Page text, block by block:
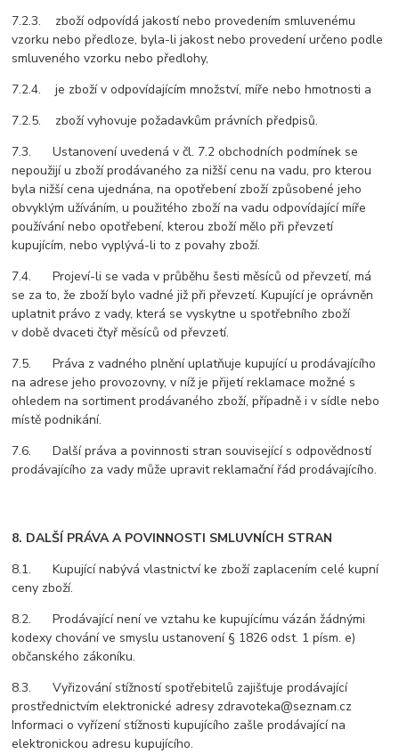
7.2.3. zboží odpovídá jakostí nebo provedením smluvenému
vzorku nebo předloze, byla-li jakost nebo provedení určeno podle
smluveného vzorku nebo předlohy,
7.2.4. je zboží v odpovídajícím množství, míře nebo hmotnosti a
7.2.5. zboží vyhovuje požadavkům právních předpisů.
7.3. Ustanovení uvedená v čl. 7.2 obchodních podmínek se
nepoužijí u zboží prodávaného za nižší cenu na vadu, pro kterou
byla nižší cena ujednána, na opotřebení zboží způsobené jeho
obvyklým užíváním, u použitého zboží na vadu odpovídající míře
používání nebo opotřebení, kterou zboží mělo při převzetí
kupujícím, nebo vyplývá-li to z povahy zboží.
7.4. Projeví-li se vada v průběhu šesti měsíců od převzetí, má
se za to, že zboží bylo vadné již při převzetí. Kupující je oprávněn
uplatnit právo z vady, která se vyskytne u spotřebního zboží
v době dvaceti čtyř měsíců od převzetí.
7.5. Práva z vadného plnění uplatňuje kupující u prodávajícího
na adrese jeho provozovny, v níž je přijetí reklamace možné s
ohledem na sortiment prodávaného zboží, případně i v sídle nebo
místě podnikání.
7.6. Další práva a povinnosti stran související s odpovědností
prodávajícího za vady může upravit reklamační řád prodávajícího.
8. DALŠÍ PRÁVA A POVINNOSTI SMLUVNÍCH STRAN
8.1. Kupující nabývá vlastnictví ke zboží zaplacením celé kupní
ceny zboží.
8.2. Prodávající není ve vztahu ke kupujícímu vázán žádnými
kodexy chování ve smyslu ustanovení § 1826 odst. 1 písm. e)
občanského zákoníku.
8.3. Vyřizování stížností spotřebitelů zajišťuje prodávající
prostřednictvím elektronické adresy zdravoteka@seznam.cz
Informaci o vyřízení stížnosti kupujícího zašle prodávající na
elektronickou adresu kupujícího.